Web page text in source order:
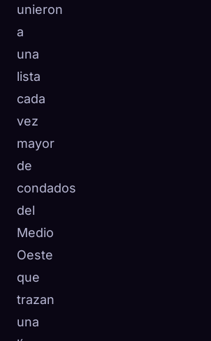
unieron
a
una
lista
cada
vez
mayor
de
condados
del
Medio
Oeste
que
trazan
una